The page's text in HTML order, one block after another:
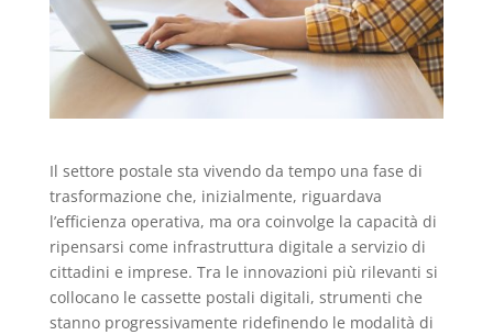
Il settore postale sta vivendo da tempo una fase di
trasformazione che, inizialmente, riguardava
l’efficienza operativa, ma ora coinvolge la capacità di
ripensarsi come infrastruttura digitale a servizio di
cittadini e imprese. Tra le innovazioni più rilevanti si
collocano le cassette postali digitali, strumenti che
stanno progressivamente ridefinendo le modalità di